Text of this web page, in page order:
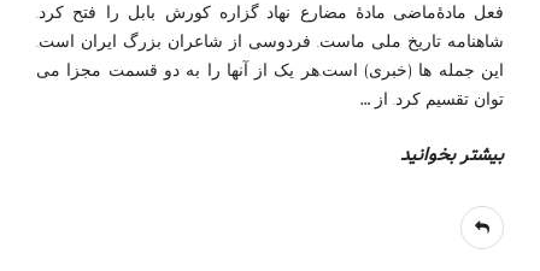
فعل-مادۀماضی-مادۀ مضارع نهاد_گزاره کورش بابل را فتح کرد.
شاهنامه تاریخ ملی ماست. فردوسی از شاعران بزرگ ایران است.
این جمله ها (خبری) است.هر یک از آنها را به دو قسمت مجزا می
توان تقسیم کرد. از …
بیشتر بخوانید